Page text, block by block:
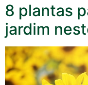
8 plantas
jardim